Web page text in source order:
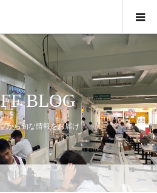
BLOG
から旬な情報をお届け